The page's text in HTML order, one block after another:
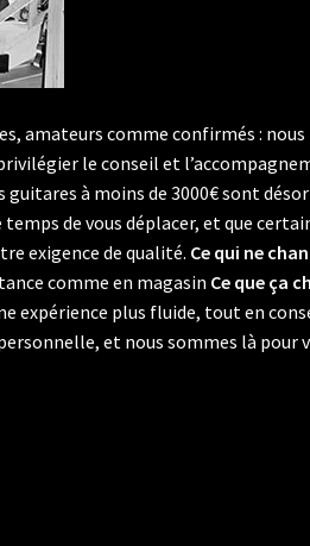
amateurs comme confirmés :
le conseil et
à moins de 3000€ sont
de vous déplacer, et que
exigence de qualité. Ce qui ne
comme en magasin Ce que ça
expérience plus fluide, tout en
et nous sommes là pour